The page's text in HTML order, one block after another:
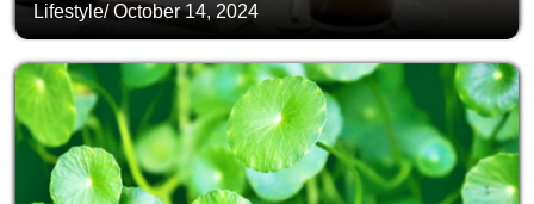
Lifestyle/October 14, 2024